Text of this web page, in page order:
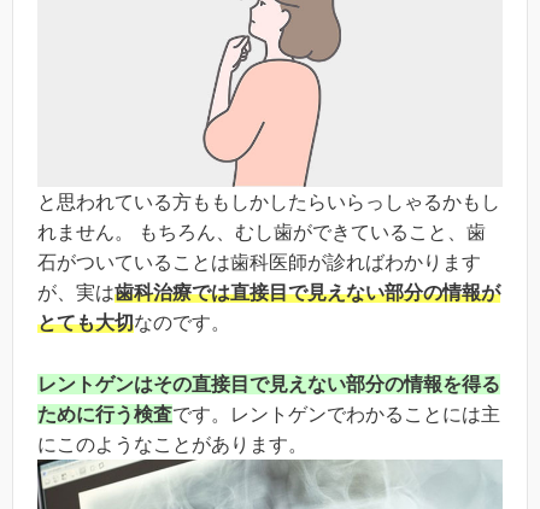
と思われている方ももしかしたらいらっしゃるかもし
れません。 もちろん、むし歯ができていること、歯
石がついていることは歯科医師が診ればわかります
が、実は歯科治療では直接目で見えない部分の情報が
とても大切なのです。
レントゲンはその直接目で見えない部分の情報を得る
ために行う検査です。レントゲンでわかることには主
にこのようなことがあります。